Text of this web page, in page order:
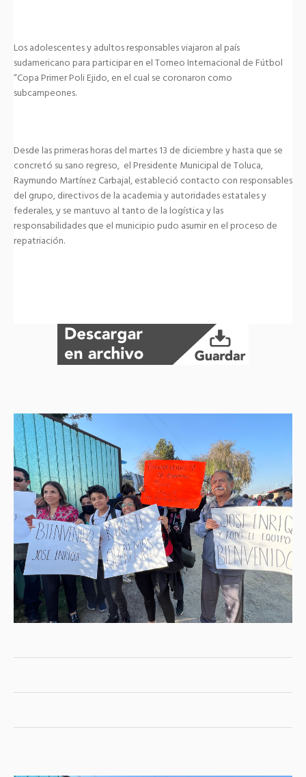
Los adolescentes y adultos responsables viajaron al país
sudamericano para participar en el Torneo Internacional de Fútbol
“Copa Primer Poli Ejido, en el cual se coronaron como
subcampeones.
Desde las primeras horas del martes 13 de diciembre y hasta que se
concretó su sano regreso, el Presidente Municipal de Toluca,
Raymundo Martínez Carbajal, estableció contacto con responsables
del grupo, directivos de la academia y autoridades estatales y
federales, y se mantuvo al tanto de la logística y las
responsabilidades que el municipio pudo asumir en el proceso de
repatriación.